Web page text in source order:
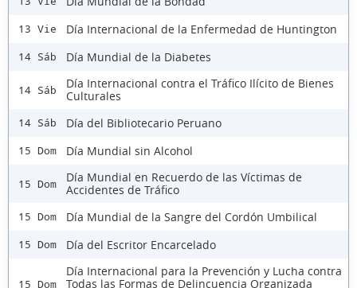
13 Vie Día Internacional de la Enfermedad de Huntington
14 Sáb Día Mundial de la Diabetes
14 Sáb
Día Internacional contra el Tráfico Ilícito de Bienes
Culturales
14 Sáb Día del Bibliotecario Peruano
15 Dom Día Mundial sin Alcohol
15 Dom
Día Mundial en Recuerdo de las Víctimas de
Accidentes de Tráfico
15 Dom Día Mundial de la Sangre del Cordón Umbilical
15 Dom Día del Escritor Encarcelado
15 Dom
Día Internacional para la Prevención y Lucha contra
Todas las Formas de Delincuencia Organizada